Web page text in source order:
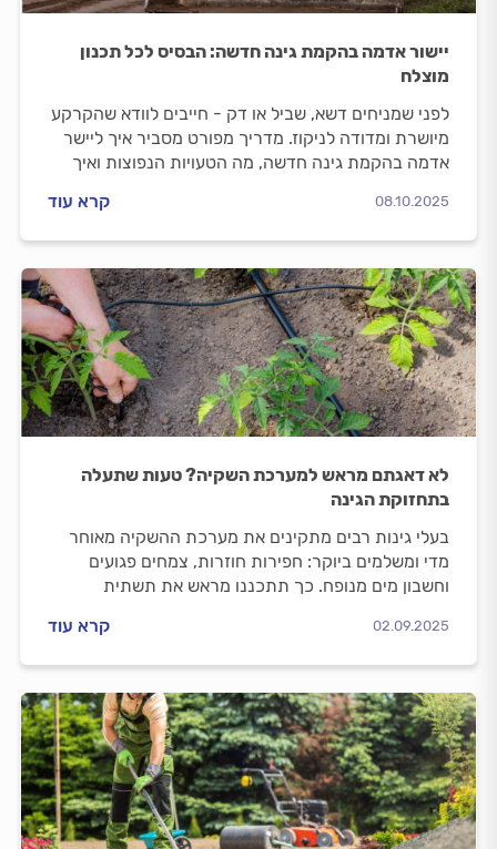
יישור אדמה בהקמת גינה חדשה: הבסיס לכל תכנון
מוצלח
לפני שמניחים דשא, שביל או דק - חייבים לוודא שהקרקע
מיושרת ומדודה לניקוז. מדריך מפורט מסביר איך ליישר
אדמה בהקמת גינה חדשה, מה הטעויות הנפוצות ואיך
08.10.2025 קרא עוד
לא דאגתם מראש למערכת השקיה? טעות שתעלה
בתחזוקת הגינה
בעלי גינות רבים מתקינים את מערכת ההשקיה מאוחר
מדי ומשלמים ביוקר: חפירות חוזרות, צמחים פגועים
וחשבון מים מנופח. כך תתכננו מראש את תשתית
ותבטיחו גינה בריאה וחסכונית לאורך שנים.
02.09.2025 קרא עוד